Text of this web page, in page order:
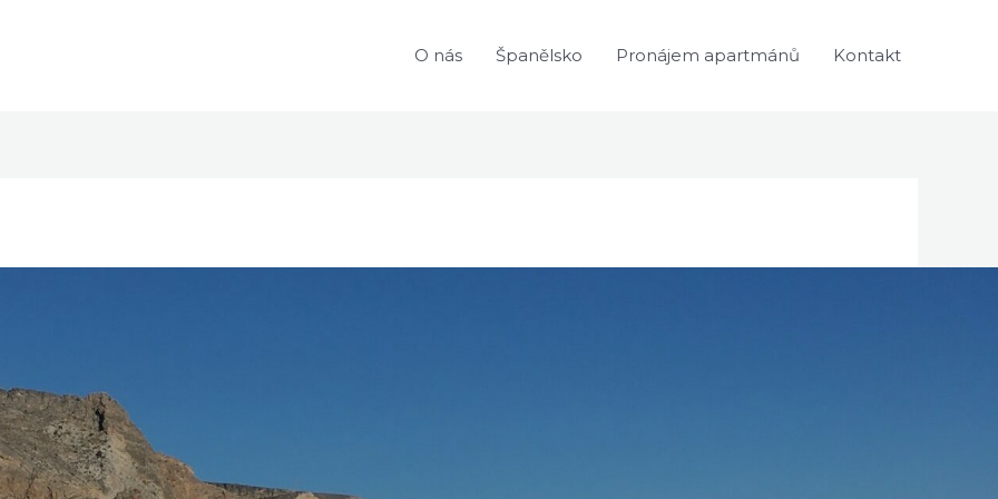
O nás Španělsko Pronájem apartmánů Kontakt